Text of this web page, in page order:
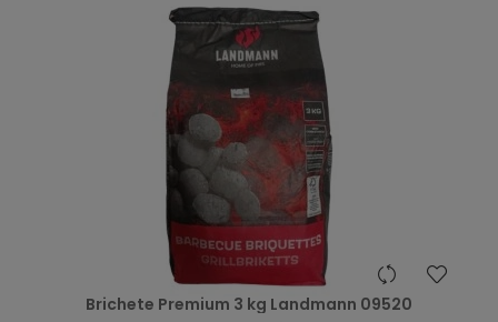
Brichete Premium 3 kg Landmann 09520